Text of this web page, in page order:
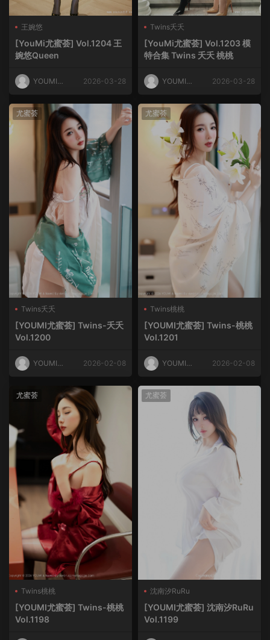
王婉悠
[YouMi尤蜜荟] Vol.1204 王
婉悠Queen
YOUMI尤
2026-03-28
Twins夭夭
[YouMi尤蜜荟] Vol.1203 模
特合集 Twins 夭夭 桃桃
YOUMI尤
2026-03-28
尤蜜荟
Twins夭夭
[YOUMI尤蜜荟] Twins-夭夭
Vol.1200
YOUMI尤
2026-02-08
尤蜜荟
Twins桃桃
[YOUMI尤蜜荟] Twins-桃桃
Vol.1201
YOUMI尤
2026-02-08
尤蜜荟
Twins桃桃
[YOUMI尤蜜荟] Twins-桃桃
Vol.1198
尤蜜荟
沈南汐RuRu
[YOUMI尤蜜荟] 沈南汐RuRu
Vol.1199